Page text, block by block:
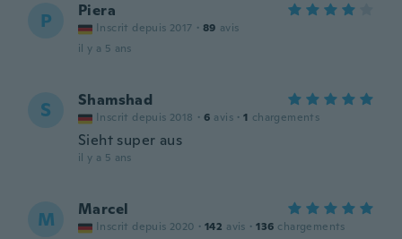
P Piera
Inscrit depuis 2017 · 89 avis
il y a 5 ans
S Shamshad
Inscrit depuis 2018 · 6 avis · 1 chargements
Sieht super aus
il y a 5 ans
M Marcel
Inscrit depuis 2020 · 142 avis · 136 chargements